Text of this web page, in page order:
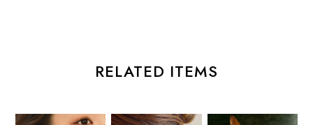
RELATED ITEMS